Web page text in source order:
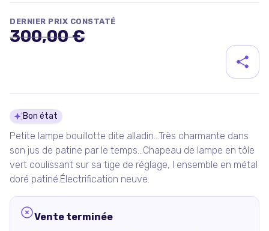
DERNIER PRIX CONSTATÉ
300,00 €
Détails du produit
Bon état
Petite lampe bouillotte dite alladin...Très charmante dans
son jus de patine par le temps...Chapeau de lampe en tôle
vert coulissant sur sa tige de réglage, l ensemble en métal
doré patiné.Électrification neuve.
Vente terminée